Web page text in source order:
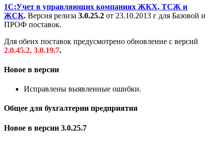
1С:Учет в управляющих компаниях ЖКХ, ТСЖ и
ЖСК. Версия релиза 3.0.25.2 от 23.10.2013 г для Базовой и
ПРОФ поставок.
Для обеих поставок предусмотрено обновление с версий
2.0.45.2, 3.0.19.7.
Новое в версии
Исправлены выявленные ошибки.
Общее для бухгалтерии предприятия
Новое в версии 3.0.25.7